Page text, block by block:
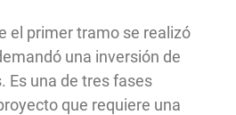
el primer tramo se realizó
una inversión de
Es una de tres fases
que requiere una